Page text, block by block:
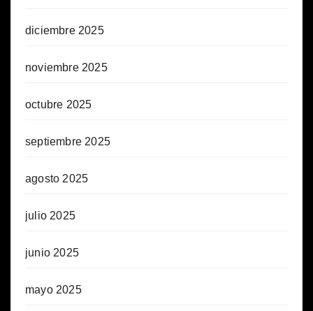
diciembre 2025
noviembre 2025
octubre 2025
septiembre 2025
agosto 2025
julio 2025
junio 2025
mayo 2025